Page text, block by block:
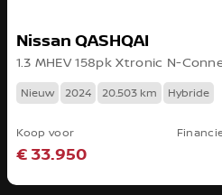
Nissan QASHQAI
1.3 MHEV 158pk Xtronic N-
Nieuw 2024 20.503 km Hybride
Koop voor
€ 33.950